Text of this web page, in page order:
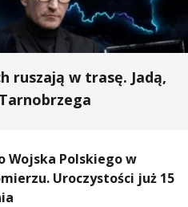
ruszają w trasę. Jadą,
Wojska Polskiego w
Uroczystości już 15